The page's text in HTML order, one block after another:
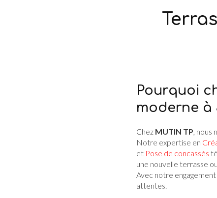
Pourquoi
moderne à
Chez MUTIN TP, nous
Notre expertise en
et Pose de concassés
une nouvelle terrasse
Avec notre
attentes.